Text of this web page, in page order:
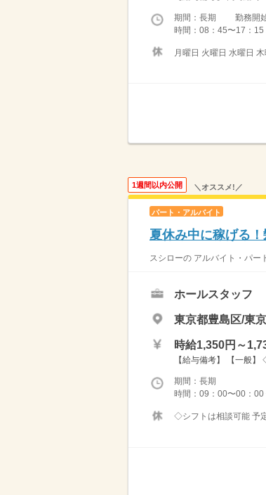
期間：長期 勤務開始
時間：08：45〜17：
月曜日 火曜日 水曜日
1週間以内公開 ＼オススメ!／
パート・アルバイト
夏休み中に稼げる
スシローの アルバイト・パー
ホールスタッフ
東京都豊島区/東
時給1,350円～
【給与備考】 【一般
期間：長期
時間：09：00〜00：
◇シフトは相談可能 予